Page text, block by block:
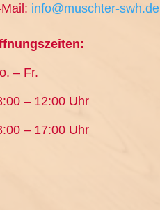
info@muschter-swh.de
– Fr.
– 12:00 Uhr
– 17:00 Uhr